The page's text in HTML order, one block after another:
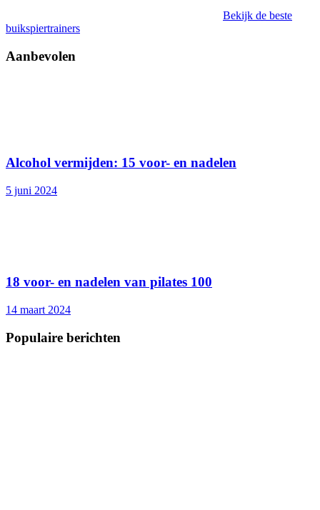
Bekijk de beste
buikspiertrainers
Aanbevolen
Alcohol vermijden: 15 voor- en nadelen
5 juni 2024
18 voor- en nadelen van pilates 100
14 maart 2024
Populaire berichten